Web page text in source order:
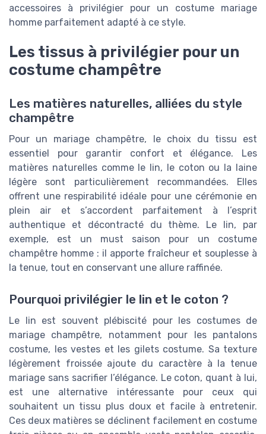
accessoires à privilégier pour un costume mariage
homme parfaitement adapté à ce style.
Les tissus à privilégier pour un
costume champêtre
Les matières naturelles, alliées du style
champêtre
Pour un mariage champêtre, le choix du tissu est
essentiel pour garantir confort et élégance. Les
matières naturelles comme le lin, le coton ou la laine
légère sont particulièrement recommandées. Elles
offrent une respirabilité idéale pour une cérémonie en
plein air et s’accordent parfaitement à l’esprit
authentique et décontracté du thème. Le lin, par
exemple, est un must saison pour un costume
champêtre homme : il apporte fraîcheur et souplesse à
la tenue, tout en conservant une allure raffinée.
Pourquoi privilégier le lin et le coton ?
Le lin est souvent plébiscité pour les costumes de
mariage champêtre, notamment pour les pantalons
costume, les vestes et les gilets costume. Sa texture
légèrement froissée ajoute du caractère à la tenue
mariage sans sacrifier l’élégance. Le coton, quant à lui,
est une alternative intéressante pour ceux qui
souhaitent un tissu plus doux et facile à entretenir.
Ces deux matières se déclinent facilement en costume